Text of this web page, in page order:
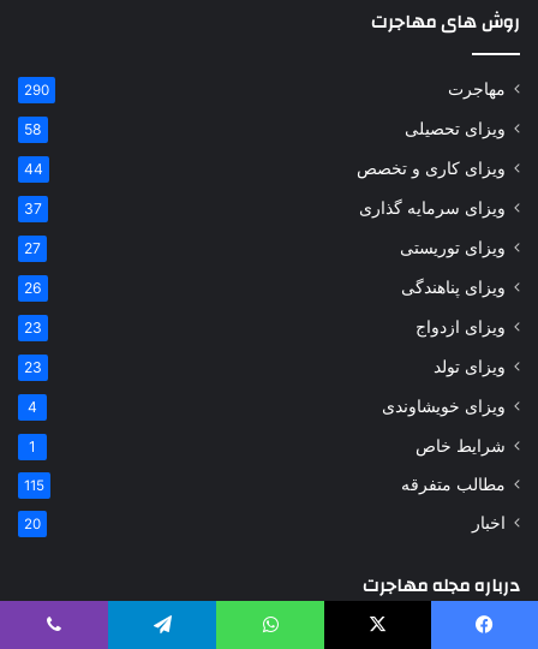
روش های مهاجرت
مهاجرت 290
ویزای تحصیلی 58
ویزای کاری و تخصص 44
ویزای سرمایه گذاری 37
ویزای توریستی 27
ویزای پناهندگی 26
ویزای ازدواج 23
ویزای تولد 23
ویزای خویشاوندی 4
شرایط خاص 1
مطالب متفرقه 115
اخبار 20
درباره مجله مهاجرت